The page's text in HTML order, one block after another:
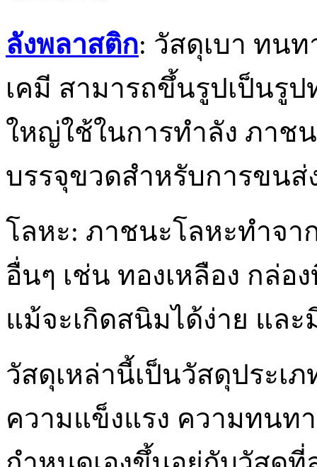
ลังพลาสติก: วัสดุเบา ทน
เคมี สามารถขึ้นรูปเป็นรู
ใหญ่ใช้ในการทำลัง ภาช
บรรจุขวดสำหรับการขนส่
โลหะ: ภาชนะโลหะทำจา
อื่นๆ เช่น ทองเหลือง กล่
แม้จะเกิดสนิมได้ง่าย แล
วัสดุเหล่านี้เป็นวัสดุประเ
ความแข็งแรง ความทนท